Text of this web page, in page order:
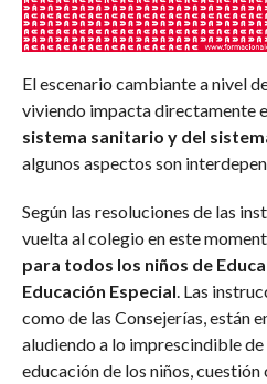
El escenario cambiante a nivel
viviendo impacta directamente
sistema sanitario y del
algunos aspectos son
Según las resoluciones de las
vuelta al colegio en este
para todos los niños de
Educación Especial . Las
como de las Consejerías, están
aludiendo a lo imprescindible
educación de los niños,